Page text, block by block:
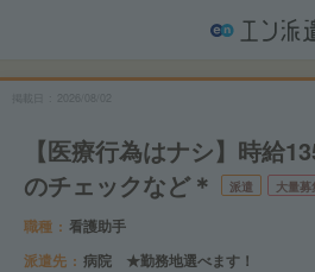
【医療行為はナシ】時給
のチェックなど＊
派遣 大量募
職種
看護助手
派遣先
病院 ★勤務地選べます！